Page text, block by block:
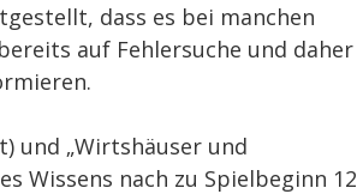
dass es bei manchen
auf Fehlersuche und daher
und „Wirtshäuser und
Wissens nach zu Spielbeginn 12